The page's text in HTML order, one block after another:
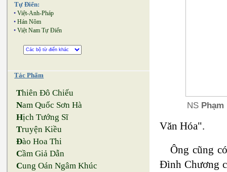
Tự Điển:
• Việt-Anh-Pháp
• Hán Nôm
• Việt Nam Tự Điển
Tác Phẩm
Thiên Đô Chiếu
Nam Quốc Sơn Hà
Hịch Tướng Sĩ
Truyện Kiều
Đào Hoa Thi
Cầm Giả Dẫn
Cung Oán Ngâm Khúc
NS Phạm
Văn Hóa".
Ông cũng
Ðình Chương